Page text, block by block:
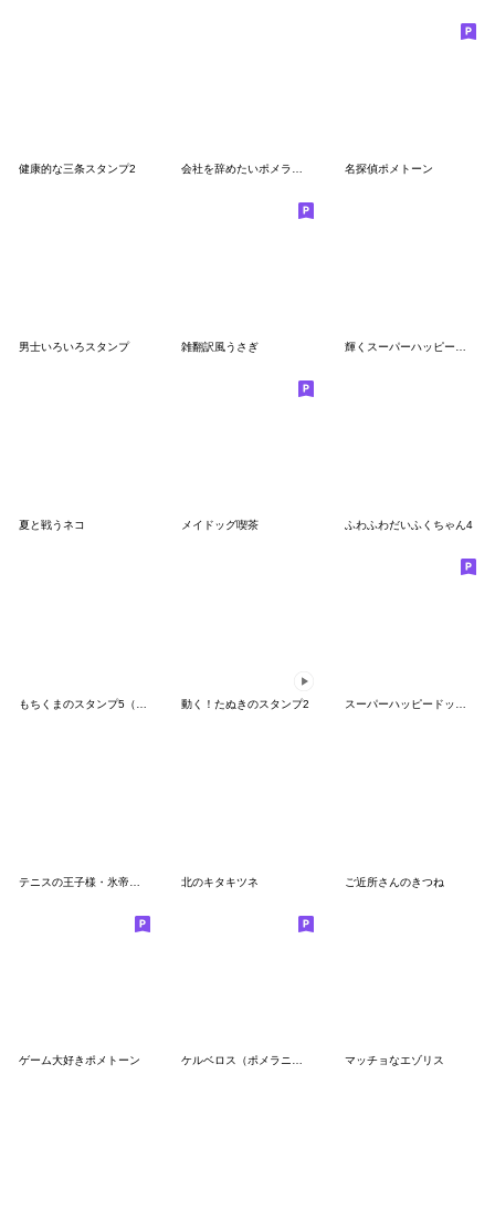
健康的な三条スタンプ2 名探偵ポメトーン
男士いろいろスタンプ 雑翻訳風うさぎ
夏と戦うネコ メイドッグ喫茶 ふわふわだいふくちゃん4
動く！たぬきのスタンプ2
北のキタキツネ ご近所さんのきつね
ゲーム大好きポメトーン ケルベロス（ポメラニアン） マッチョなエゾリス